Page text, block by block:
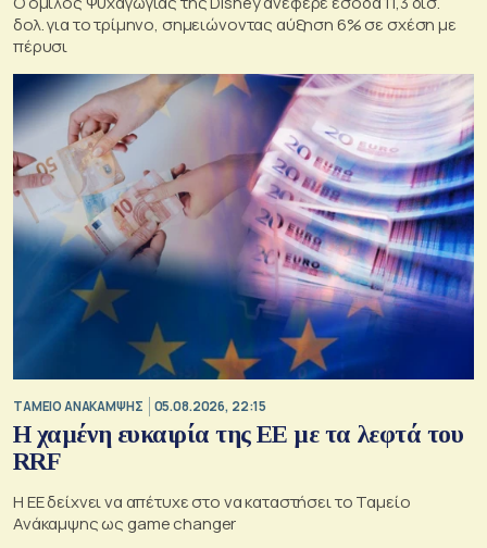
δολ. για το τρίμηνο, σημειώνοντας αύξηση 6% σε σχέση με
πέρυσι
ΤΑΜΕΙΟ ΑΝΑΚΑΜΨΗΣ 05.08.2026, 22:15
Η χαμένη ευκαιρία της ΕΕ με τα λεφτά του
RRF
Η ΕΕ δείχνει να απέτυχε στο να καταστήσει το Ταμείο
Ανάκαμψης ως game changer